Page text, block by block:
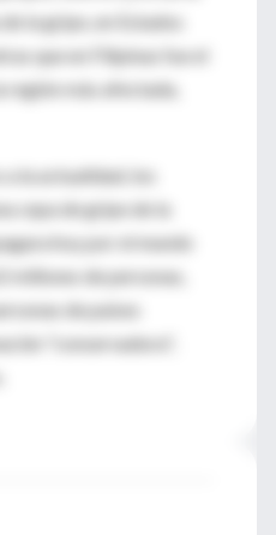
la gripe, en Estados
que en Filipinas fue el
región más afectada,
la actualidad, los
cepa de gripe de la
hoy por el mundo
millones de personas,
de países
"conservadora",